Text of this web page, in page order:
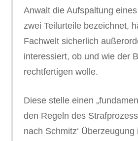
Anwalt die Aufspaltung
zwei Teilurteile bezeichnet,
Fachwelt sicherlich
interessiert, ob und wie der
rechtfertigen wolle.
Diese stelle einen
den Regeln des
nach Schmitz‘ Überzeugung